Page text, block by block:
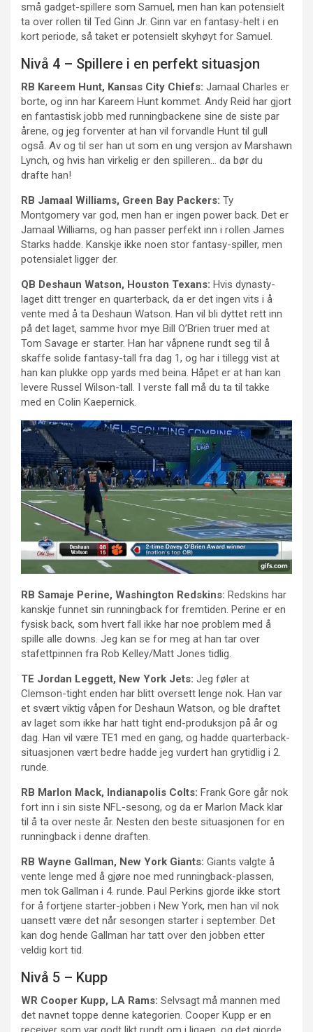
små gadget-spillere som Samuel, men han kan potensielt
ta over rollen til Ted Ginn Jr. Ginn var en fantasy-helt i en
kort periode, så taket er potensielt skyhøyt for Samuel.
Nivå 4 – Spillere i en perfekt situasjon
RB Kareem Hunt, Kansas City Chiefs: Jamaal Charles er
borte, og inn har Kareem Hunt kommet. Andy Reid har gjort
en fantastisk jobb med runningbackene sine de siste par
årene, og jeg forventer at han vil forvandle Hunt til gull
også. Av og til ser han ut som en ung versjon av Marshawn
Lynch, og hvis han virkelig er den spilleren… da bør du
drafte han!
RB Jamaal Williams, Green Bay Packers: Ty
Montgomery var god, men han er ingen power back. Det er
Jamaal Williams, og han passer perfekt inn i rollen James
Starks hadde. Kanskje ikke noen stor fantasy-spiller, men
potensialet ligger der.
QB Deshaun Watson, Houston Texans: Hvis dynasty-
laget ditt trenger en quarterback, da er det ingen vits i å
vente med å ta Deshaun Watson. Han vil bli dyttet rett inn
på det laget, samme hvor mye Bill O’Brien truer med at
Tom Savage er starter. Han har våpnene rundt seg til å
skaffe solide fantasy-tall fra dag 1, og har i tillegg vist at
han kan plukke opp yards med beina. Håpet er at han kan
levere Russel Wilson-tall. I verste fall må du ta til takke
med en Colin Kaepernick.
RB Samaje Perine, Washington Redskins: Redskins har
kanskje funnet sin runningback for fremtiden. Perine er en
fysisk back, som hvert fall ikke har noe problem med å
spille alle downs. Jeg kan se for meg at han tar over
stafettpinnen fra Rob Kelley/Matt Jones tidlig.
TE Jordan Leggett, New York Jets: Jeg føler at
Clemson-tight enden har blitt oversett lenge nok. Han var
et svært viktig våpen for Deshaun Watson, og ble draftet
av laget som ikke har hatt tight end-produksjon på år og
dag. Han vil være TE1 med en gang, og hadde quarterback-
situasjonen vært bedre hadde jeg vurdert han grytidlig i 2.
runde.
RB Marlon Mack, Indianapolis Colts: Frank Gore går nok
fort inn i sin siste NFL-sesong, og da er Marlon Mack klar
til å ta over neste år. Nesten den beste situasjonen for en
runningback i denne draften.
RB Wayne Gallman, New York Giants: Giants valgte å
vente lenge med å gjøre noe med runningback-plassen,
men tok Gallman i 4. runde. Paul Perkins gjorde ikke stort
for å fortjene starter-jobben i New York, men han vil nok
uansett være det når sesongen starter i september. Det
kan dog hende Gallman har tatt over den jobben etter
veldig kort tid.
Nivå 5 – Kupp
WR Cooper Kupp, LA Rams: Selvsagt må mannen med
det navnet toppe denne kategorien. Cooper Kupp er en